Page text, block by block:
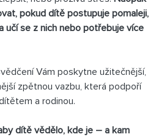
pokud dítě postupuje pomaleji,
učí se z nich nebo potřebuje více
Vám poskytne užitečnější,
zpětnou vazbu, která podpoří
a rodinou.
dítě vědělo, kde je – a kam